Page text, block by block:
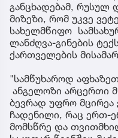
განცხადებამ, რუსულ
მიზეზი, რომ უკვე
სახელმწიფო
ლანძღვა-გინების
ქართველების
"სამწუხაროდ
ანგელოზი არცერთი
ბევრად უფრო მცირეა
ჩადენილი, რაც ერთ-
მომსწრე და